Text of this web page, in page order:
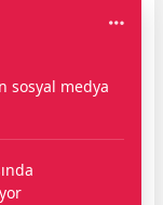
sosyal medya